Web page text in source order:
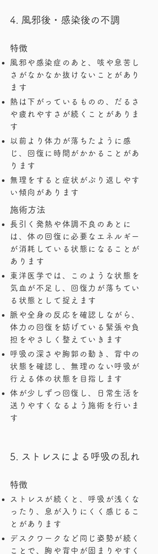
4. 風邪後・感染後の不調
特徴
風邪や感染症のあと、咳や息苦し
さがなかなか抜けないことがあり
ます
熱は下がっているものの、だるさ
や疲れやすさが続くことがありま
す
以前より体力が落ちたように感
じ、回復に時間がかかることがあ
ります
無理をすると症状がぶり返しやす
い傾向があります
​施術方法
長引く発熱や体調不良のあとに
は、体の回復に必要なエネルギー
が消耗している状態になることが
あります
東洋医学では、このような状態を
気血が不足し、回復力が落ちてい
る状態として捉えます
脈や全身の反応を確認しながら、
体力の回復を妨げている緊張や負
担をやさしく整えていきます
呼吸の深さや胸郭の動き、背中の
状態を確認し、無理のない呼吸が
行える体の状態を目指します
体が少しずつ回復し、日常生活を
送りやすくなるよう施術を行いま
す
5. ストレスによる呼吸の乱れ
特徴
ストレスが続くと、呼吸が浅くな
ったり、息が入りにくく感じるこ
とがあります
デスクワークなど同じ姿勢が続く
ことで、胸や背中が固まりやすく